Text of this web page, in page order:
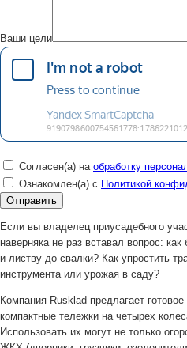
Ваши цели
Согласен(а) на обработку
Ознакомлен(а) с Политикой
Если вы владелец приусадебного
наверняка не раз вставал вопрос:
и листву до свалки? Как упростить
инструмента или урожая в саду?
Компания Rusklad предлагает
компактные тележки на четырех
Использовать их могут не только